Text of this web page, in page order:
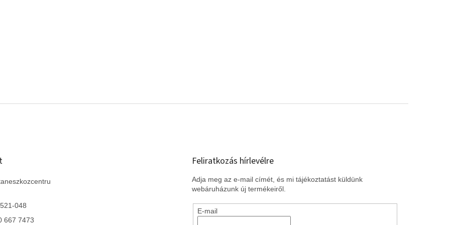
048
667 7473
Feliratkozás hírlevélre
Adja meg az e-mail címét, és mi tájékoztatást küldünk
webáruházunk új termékeiről.
E-mail